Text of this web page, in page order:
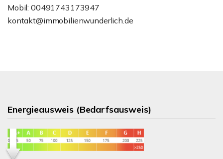
Mobil: 00491743173947
kontakt@immobilienwunderlich.de
Energieausweis (Bedarfsausweis)